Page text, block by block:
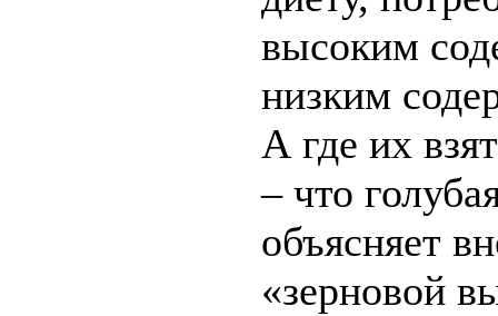
высоким
низким
А где их
– что
объясняет
«зерновой